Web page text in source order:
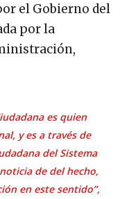
el Gobierno del
por la
es quien
y es a través de
del Sistema
de del hecho,
en este sentido”,